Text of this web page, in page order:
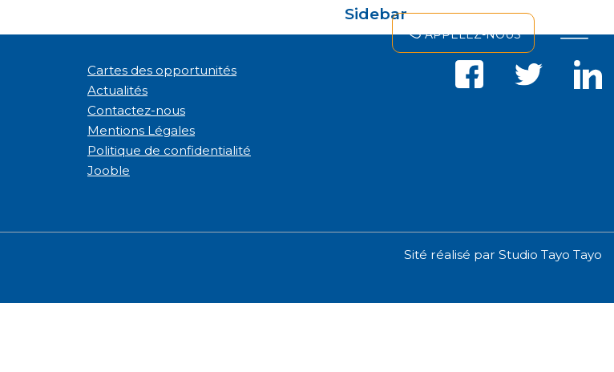
APPELEZ-NOUS ×
Sidebar
Cartes des opportunités
Actualités
Contactez-nous
Mentions Légales
Politique de confidentialité
Jooble
Sité réalisé par Studio Tayo Tayo